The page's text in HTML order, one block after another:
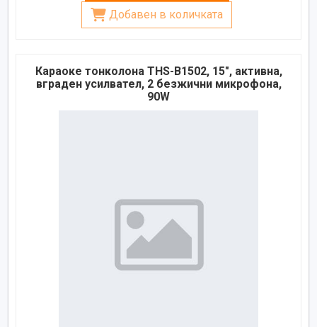
Добавен в количката
Караоке тонколона THS-B1502, 15", активна,
вграден усилвател, 2 безжични микрофона,
90W